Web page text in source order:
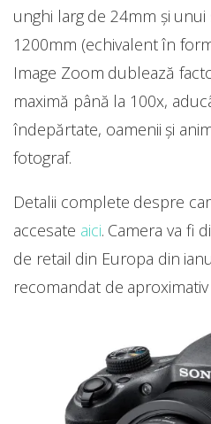
unghi larg de 24mm și
1200mm (echivalent în
Image Zoom dublează
maximă până la 100x,
îndepărtate, oamenii și
fotograf.
Detalii complete despre
accesate aici. Camera va fi
de retail din Europa din
recomandat de